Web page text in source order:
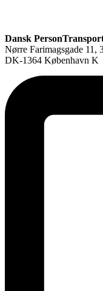
Dansk
Nørre Farimagsgade 11,
DK-1364 København K